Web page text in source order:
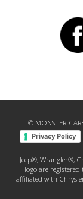
© MONSTER
Privacy Policy
Jeep®, Wrangler®,
logo are
affiliated with